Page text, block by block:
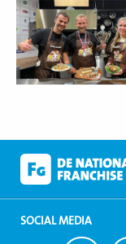
Lees
meer
SOCIAL MEDIA